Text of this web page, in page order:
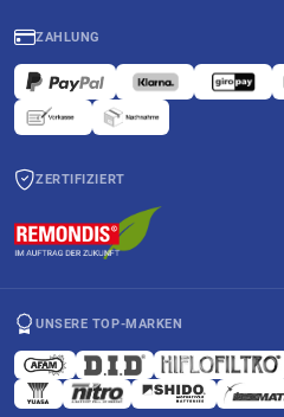
ZAHLUNG
ZERTIFIZIERT
UNSERE TOP-MARKEN